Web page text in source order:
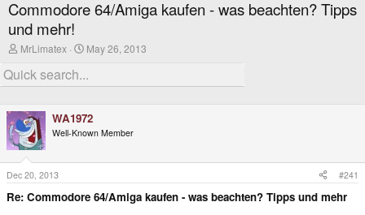
Commodore 64/Amiga kaufen - was beachten? Tipps
und mehr!
T
r
e
d
s
t
a
e
r
MrLimatex
S
r
a
t
May 26, 2013
WA1972
Well-Known Member
Dec 20, 2013 #241
Re: Commodore 64/Amiga kaufen - was beachten? Tipps und mehr